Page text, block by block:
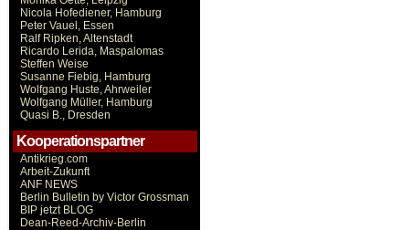
Nicola Hofediener, Hamburg
Peter Vauel, Essen
Ralf Ripken, Altenstadt
Ricardo Lerida, Maspalomas
Steffen Weise
Susanne Fiebig, Hamburg
Wolfgang Huste, Ahrweiler
Wolfgang Müller, Hamburg
Quasi B., Dresden
Kooperationspartner
Antikrieg.com
Arbeit-Zukunft
ANF NEWS
Berlin Bulletin by Victor Grossman
BIP jetzt BLOG
Dean-Reed-Archiv-Berlin